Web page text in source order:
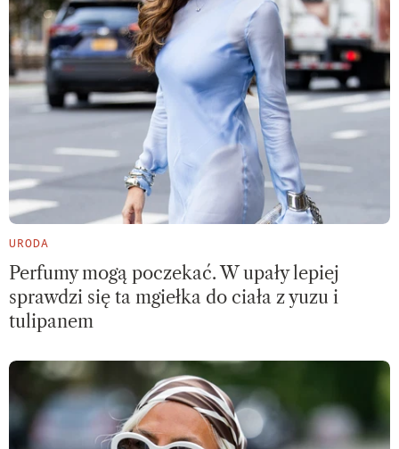
URODA
Perfumy mogą poczekać. W upały lepiej
sprawdzi się ta mgiełka do ciała z yuzu i
tulipanem